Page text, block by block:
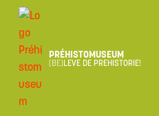
PRÉHISTOMUSEUM
(BE)LEVE DE PREHISTORIE!